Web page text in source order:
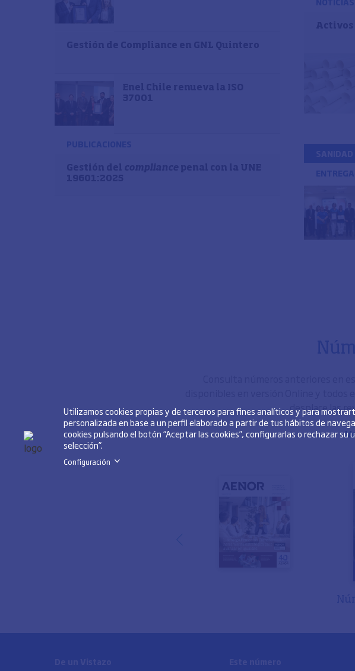
Utilizamos cookies propias y de terceros para fines analíticos y para
personalizada en base a un perfil elaborado a partir de tus hábitos de
cookies pulsando el botón “Aceptar las cookies”, configurarlas o rechazar su
selección”.
Configuración >
desplace las